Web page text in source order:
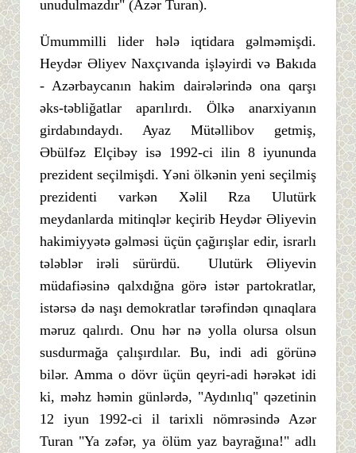
unudulmazdır" (Azər Turan).
Ümummilli lider hələ iqtidara gəlməmişdi.
Heydər Əliyev Naxçıvanda işləyirdi və Bakıda
- Azərbaycanın hakim dairələrində ona qarşı
əks-təbliğatlar aparılırdı. Ölkə anarxiyanın
girdabındaydı. Ayaz Mütəllibov getmiş,
Əbülfəz Elçibəy isə 1992-ci ilin 8 iyununda
prezident seçilmişdi. Yəni ölkənin yeni seçilmiş
prezidenti varkən Xəlil Rza Ulutürk
meydanlarda mitinqlər keçirib Heydər Əliyevin
hakimiyyətə gəlməsi üçün çağırışlar edir, israrlı
tələblər irəli sürürdü. Ulutürk Əliyevin
müdafiəsinə qalxdığna görə istər partokratlar,
istərsə də naşı demokratlar tərəfindən qınaqlara
məruz qalırdı. Onu hər nə yolla olursa olsun
susdurmağa çalışırdılar. Bu, indi adi görünə
bilər. Amma o dövr üçün qeyri-adi hərəkət idi
ki, məhz həmin günlərdə, "Aydınlıq" qəzetinin
12 iyun 1992-ci il tarixli nömrəsində Azər
Turan "Ya zəfər, ya ölüm yaz bayrağına!" adlı